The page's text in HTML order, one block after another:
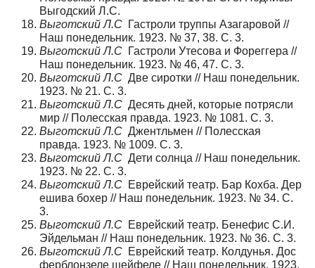
Выгодский Л.С.
Выготский Л.С Гастроли труппы Азагаровой //
Наш понедельник. 1923. № 37, 38. С. 3.
Выготский Л.С Гастроли Утесова и Фореггера //
Наш понедельник. 1923. № 46, 47. С. 3.
Выготский Л.С Две сиротки // Наш понедельник.
1923. № 21. С. 3.
Выготский Л.С Десять дней, которые потрясли
мир // Полесская правда. 1923. № 1081. С. 3.
Выготский Л.С Джентльмен // Полесская
правда. 1923. № 1009. С. 3.
Выготский Л.С Дети солнца // Наш понедельник.
1923. № 22. С. 3.
Выготский Л.С Еврейский театр. Бар Кохба. Дер
ешива бохер // Наш понедельник. 1923. № 34. С.
3.
Выготский Л.С Еврейский театр. Бенефис С.И.
Эйдельман // Наш понедельник. 1923. № 36. С. 3.
Выготский Л.С Еврейский театр. Колдунья. Дос
ферблонзеле шейфеле // Наш понедельник. 1923.